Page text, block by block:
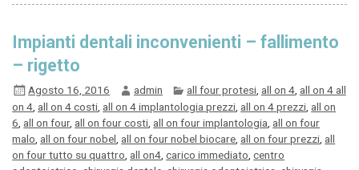
Impianti dentali inconvenienti – fallimento
– rigetto
Agosto 16, 2016 admin all four protesi, all on 4, all on 4 all
on 4, all on 4 costi, all on 4 implantologia prezzi, all on 4 prezzi, all on
6, all on four, all on four costi, all on four implantologia, all on four
malo, all on four nobel, all on four nobel biocare, all on four prezzi, all
on four tutto su quattro, all on4,carico immediato,centro